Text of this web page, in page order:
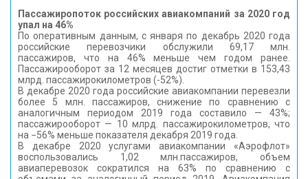
ПРЕССА
МЕДИА
КОНТАКТЫ
Пассажиропоток российских авиакомпаний за 2020 год
упал на 46%
По оперативным данным, с января по декабрь 2020 года
российские перевозчики обслужили 69,17 млн.
пассажиров, что на 46% меньше чем годом ранее.
Пассажирооборот за 12 месяцев достиг отметки в 153,43
млрд. пассажирокилометров (-52%).
В декабре 2020 года российские авиакомпании перевезли
более 5 млн. пассажиров, снижение по сравнению с
аналогичным периодом 2019 года составило — 43%;
пассажирооборот — 10 млрд. пассажирокилометров, что
на −56% меньше показателя декабря 2019 года.
В декабре 2020 услугами авиакомпании «Аэрофлот»
воспользовались 1,02 млн.пассажиров, объем
авиаперевозок сократился на 63% по сравнению с